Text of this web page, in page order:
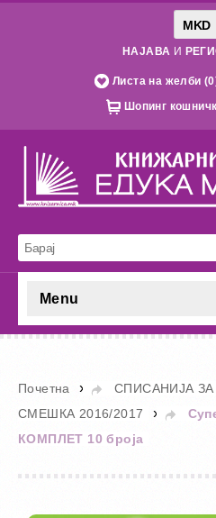
НАЈАВА И
Листа на желби
Шопинг
Menu
Почетна » СПИСАНИЈА
СМЕШКА 2016/2017
»
КОМПЛЕТ 10 броја